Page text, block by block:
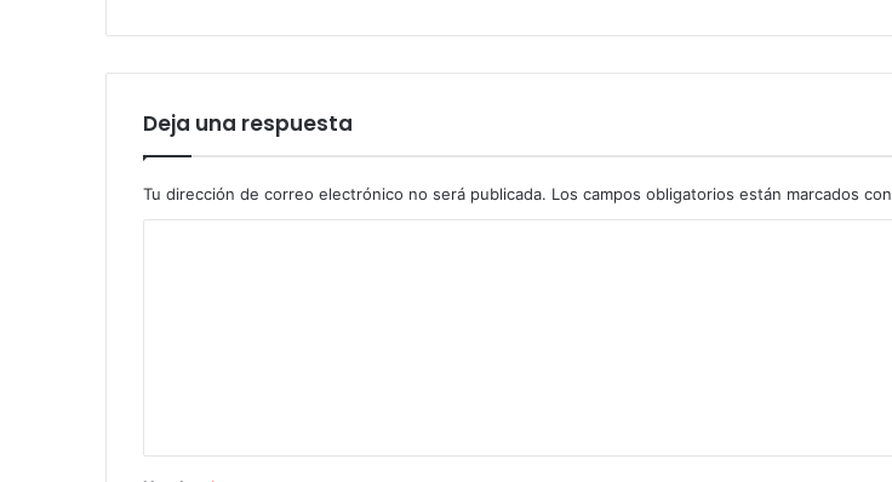
Deja una respuesta
Tu dirección de correo electrónico no será publicada. Los campos obligatorios están marcados con